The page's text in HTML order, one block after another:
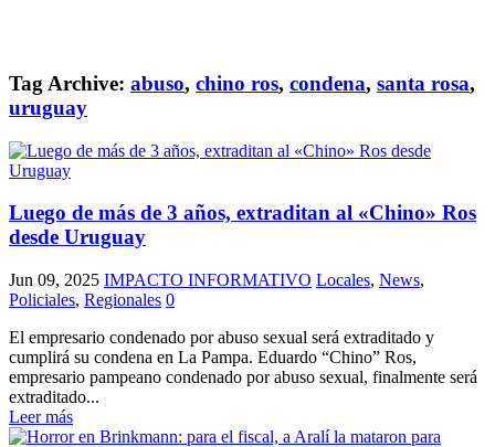
Tag Archive: abuso, chino ros, condena, santa rosa,
uruguay
Luego de más de 3 años, extraditan al «Chino» Ros
desde Uruguay
Jun 09, 2025 IMPACTO INFORMATIVO Locales, News,
Policiales, Regionales 0
El empresario condenado por abuso sexual será extraditado y
cumplirá su condena en La Pampa. Eduardo “Chino” Ros,
empresario pampeano condenado por abuso sexual, finalmente será
extraditado...
Leer más